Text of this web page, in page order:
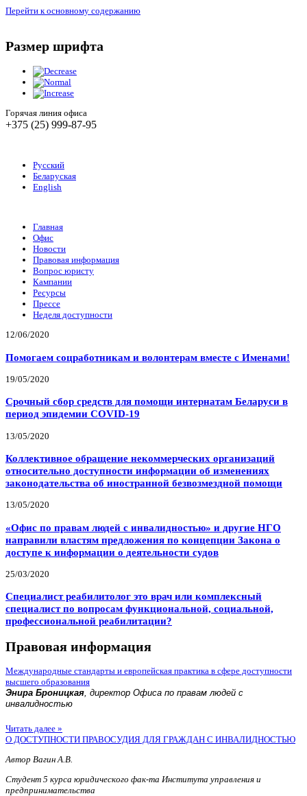
Перейти к основному содержанию
Размер шрифта
Горячая линия офиса
+375 (25) 999-87-95
Русский
Беларуская
English
Главная
Офис
Новости
Правовая информация
Вопрос юристу
Кампании
Ресурсы
Прессе
Неделя доступности
12/06/2020
Помогаем соцработникам и волонтерам вместе с Именами!
19/05/2020
Срочный сбор средств для помощи интернатам Беларуси в
период эпидемии COVID-19
13/05/2020
Коллективное обращение некоммерческих организаций
относительно доступности информации об изменениях
законодательства об иностранной безвозмездной помощи
13/05/2020
«Офис по правам людей с инвалидностью» и другие НГО
направили властям предложения по концепции Закона о
доступе к информации о деятельности судов
25/03/2020
Специалист реабилитолог это врач или комплексный
специалист по вопросам функциональной, социальной,
профессиональной реабилитации?
Правовая информация
Международные стандарты и европейская практика в сфере доступности
высшего образования
Энира Броницкая, директор Офиса по правам людей с
инвалидностью
Читать далее »
О ДОСТУПНОСТИ ПРАВОСУДИЯ ДЛЯ ГРАЖДАН С ИНВАЛИДНОСТЬЮ
Автор Вагин А.В.
Студент 5 курса юридического фак-та Института управления и
предпринимательства